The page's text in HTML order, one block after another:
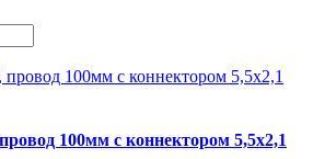
100мм c коннектором 5,5x2,1